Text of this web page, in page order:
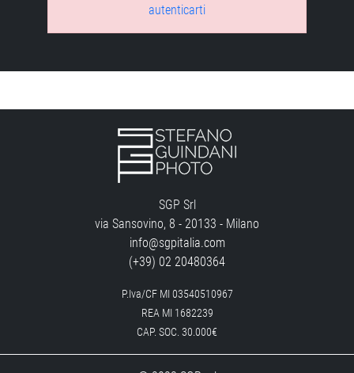
autenticarti
SGP Srl
via Sansovino, 8 - 20133 - Milano
info@sgpitalia.com
(+39) 02 20480364
P.Iva/CF MI 03540510967
REA MI 1682239
CAP. SOC. 30.000€